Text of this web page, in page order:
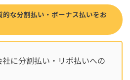
な分割払い・ボーナス払いをお
に分割払い・リボ払いへの